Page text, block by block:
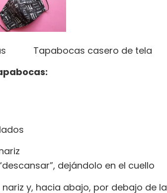
casero de tela
dejándolo en el cuello
y, hacia abajo, por debajo de la